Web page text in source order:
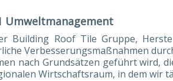
Umweltmanagement
Building Roof Tile Gruppe,
Verbesserungsmaßnahmen
nach Grundsätzen geführt wird,
Wirtschaftsraum, in dem wir